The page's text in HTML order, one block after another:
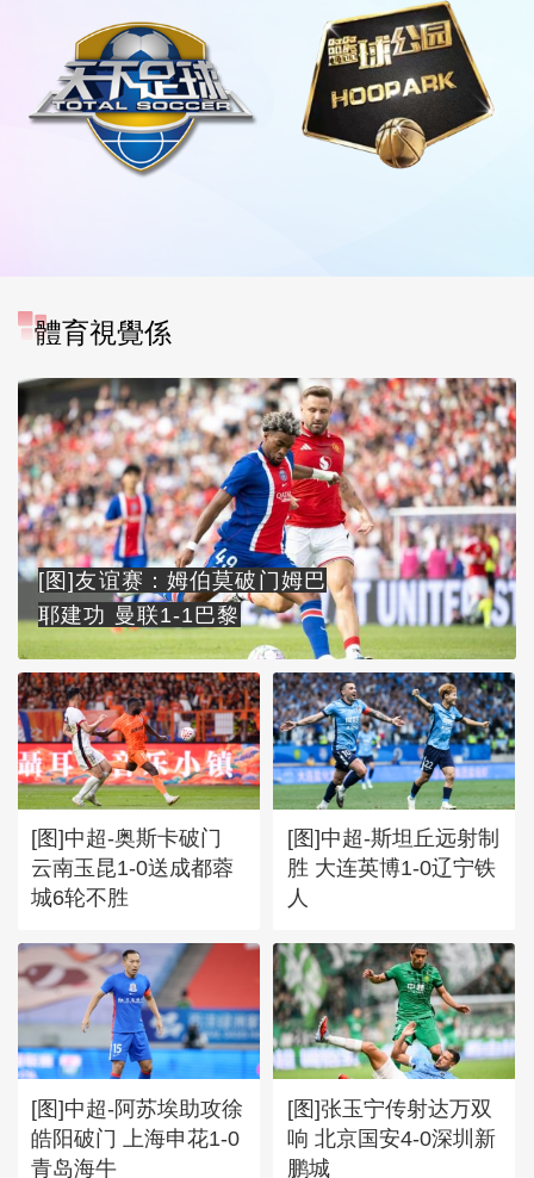
體育視覺係
[图]友谊赛：姆伯莫破门姆巴
耶建功 曼联1-1巴黎
[图]中超-奥斯卡破门
云南玉昆1-0送成都蓉
城6轮不胜
[图]中超-斯坦丘远射制
胜 大连英博1-0辽宁铁
人
[图]中超-阿苏埃助攻徐
皓阳破门 上海申花1-0
青岛海牛
[图]张玉宁传射达万双
响 北京国安4-0深圳新
鹏城